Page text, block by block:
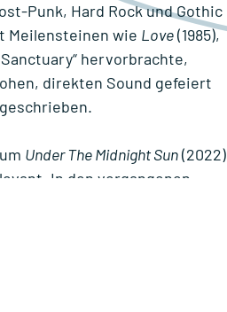
Punk, Hard Rock und Gothic
Meilensteinen wie Love(1985),
hervorbrachte,
direkten Sound gefeiert
Under The Midnight Sun(2022)
In den vergangenen